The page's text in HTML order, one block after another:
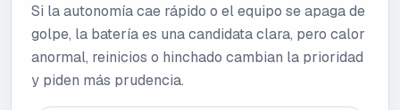
Si la autonomía cae rápido o el equipo se apaga de
golpe, la batería es una candidata clara, pero calor
anormal, reinicios o hinchado cambian la prioridad
y piden más prudencia.